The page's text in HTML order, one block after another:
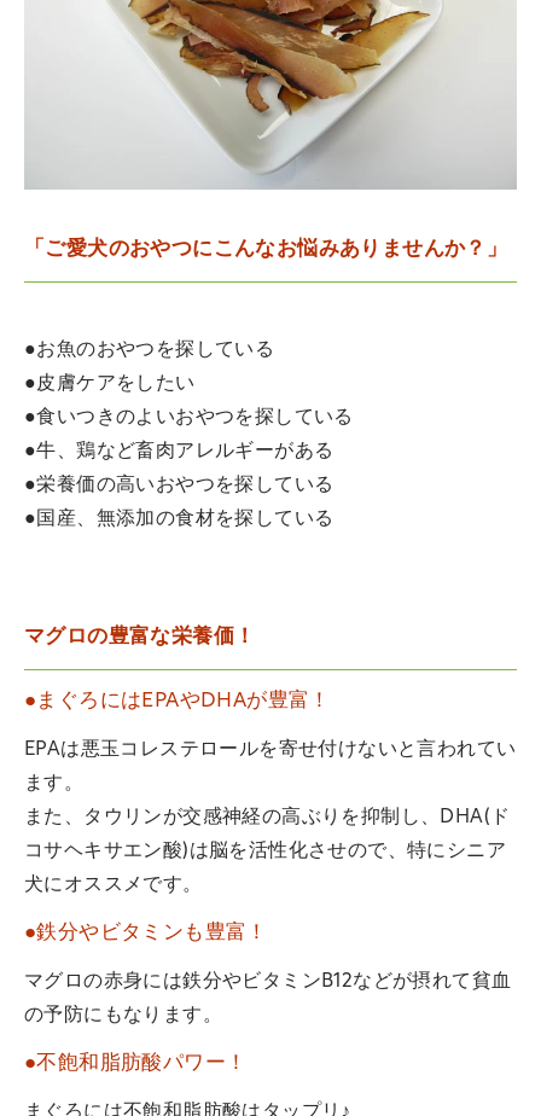
「ご愛犬のおやつにこんなお悩みありませんか？」
●お魚のおやつを探している
●皮膚ケアをしたい
●食いつきのよいおやつを探している
●牛、鶏など畜肉アレルギーがある
●栄養価の高いおやつを探している
●国産、無添加の食材を探している
マグロの豊富な栄養価！
●まぐろにはEPAやDHAが豊富！
EPAは悪玉コレステロールを寄せ付けないと言われてい
ます。
また、タウリンが交感神経の高ぶりを抑制し、DHA(ド
コサヘキサエン酸)は脳を活性化させので、特にシニア
犬にオススメです。
●鉄分やビタミンも豊富！
マグロの赤身には鉄分やビタミンB12などが摂れて貧血
の予防にもなります。
●不飽和脂肪酸パワー！
まぐろには不飽和脂肪酸はタップリ♪